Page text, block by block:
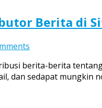
Copot
UPR-
Nias
Berita di
Kontributor
Berita
berita-berita
dan sedapat mungkin